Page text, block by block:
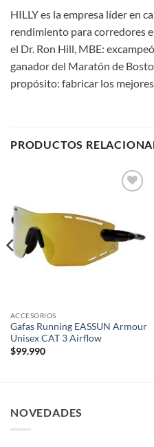
HILLY es la empresa líder en
rendimiento para corredores
el Dr. Ron Hill, MBE:
ganador del Maratón de
propósito: fabricar los
PRODUCTOS
ACCESORIOS
Gafas Running EASSUN Armour
Unisex CAT 3 Airflow
$99.990
NOVEDADES